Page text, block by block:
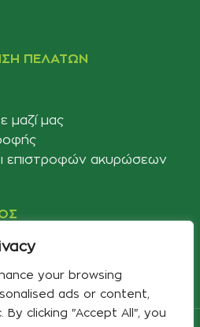
your browsing
ads or content,
clicking "Accept All", you
ΠΕΛΑΤΏΝ
μαζί μας
επιστροφών ακυρώσεων
& Designed byBest Cybernetics